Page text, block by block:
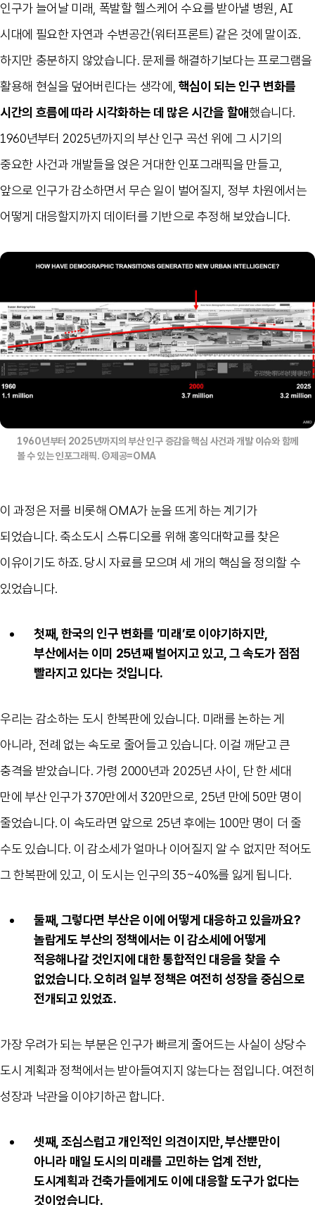
인구가 늘어날 미래, 폭발할 헬스케어 수요를 받아낼 병원, AI
시대에 필요한 자연과 수변공간(워터프론트) 같은 것에 말이죠.
하지만 충분하지 않았습니다. 문제를 해결하기보다는 프로그램을
활용해 현실을 덮어버린다는 생각에, 핵심이 되는 인구 변화를
시간의 흐름에 따라 시각화하는 데 많은 시간을 할애했습니다.
1960년부터 2025년까지의 부산 인구 곡선 위에 그 시기의
중요한 사건과 개발들을 얹은 거대한 인포그래픽을 만들고,
앞으로 인구가 감소하면서 무슨 일이 벌어질지, 정부 차원에서는
어떻게 대응할지까지 데이터를 기반으로 추정해 보았습니다.
1960년부터 2025년까지의 부산 인구 증감을 핵심 사건과 개발 이슈와 함께
볼 수 있는 인포그래픽. Ⓒ제공=OMA
이 과정은 저를 비롯해 OMA가 눈을 뜨게 하는 계기가
되었습니다. 축소도시 스튜디오를 위해 홍익대학교를 찾은
이유이기도 하죠. 당시 자료를 모으며 세 개의 핵심을 정의할 수
있었습니다.
첫째, 한국의 인구 변화를 ’미래’로 이야기하지만,
부산에서는 이미 25년째 벌어지고 있고, 그 속도가 점점
빨라지고 있다는 것입니다.
우리는 감소하는 도시 한복판에 있습니다. 미래를 논하는 게
아니라, 전례 없는 속도로 줄어들고 있습니다. 이걸 깨닫고 큰
충격을 받았습니다. 가령 2000년과 2025년 사이, 단 한 세대
만에 부산 인구가 370만에서 320만으로, 25년 만에 50만 명이
줄었습니다. 이 속도라면 앞으로 25년 후에는 100만 명이 더 줄
수도 있습니다. 이 감소세가 얼마나 이어질지 알 수 없지만 적어도
그 한복판에 있고, 이 도시는 인구의 35~40%를 잃게 됩니다.
둘째, 그렇다면 부산은 이에 어떻게 대응하고 있을까요?
놀랍게도 부산의 정책에서는 이 감소세에 어떻게
적응해나갈 것인지에 대한 통합적인 대응을 찾을 수
없었습니다. 오히려 일부 정책은 여전히 성장을 중심으로
전개되고 있었죠.
가장 우려가 되는 부분은 인구가 빠르게 줄어드는 사실이 상당수
도시 계획과 정책에서는 받아들여지지 않는다는 점입니다. 여전히
성장과 낙관을 이야기하곤 합니다.
셋째, 조심스럽고 개인적인 의견이지만, 부산뿐만이
아니라 매일 도시의 미래를 고민하는 업계 전반,
도시계획과 건축가들에게도 이에 대응할 도구가 없다는
것이었습니다.